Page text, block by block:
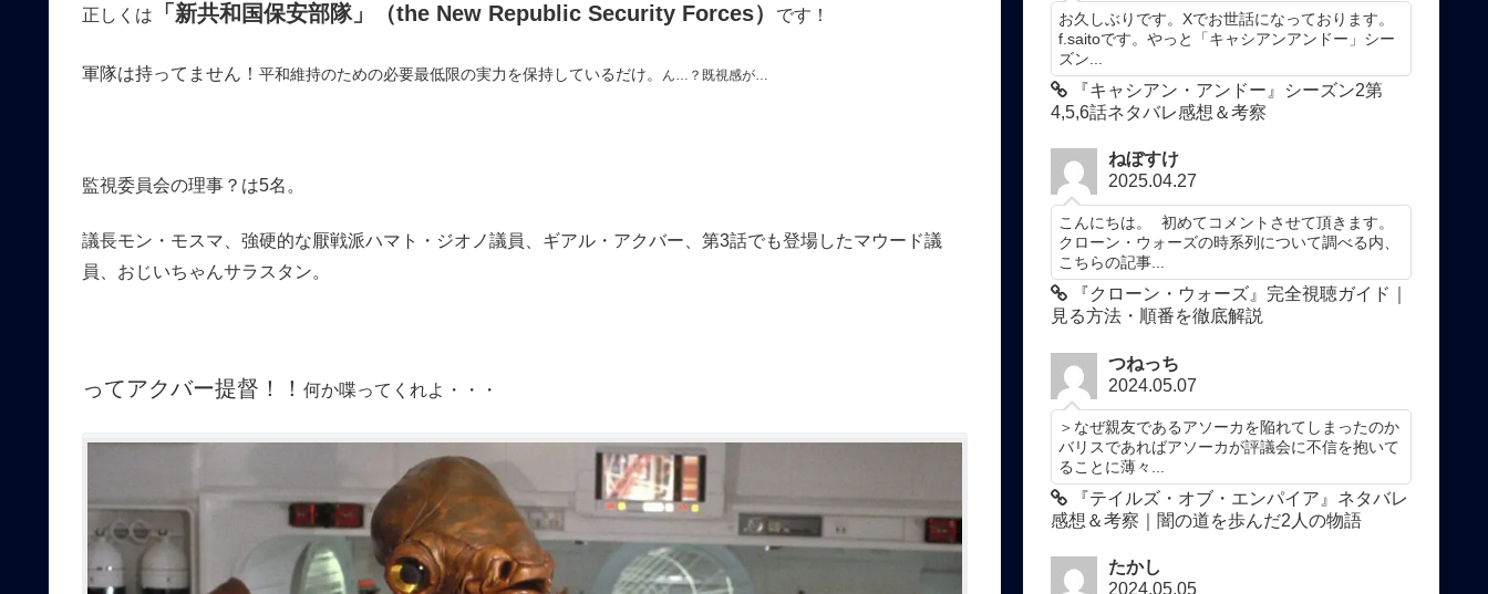
正しくは 「新共和国保安部隊」（the New Republic Security Forces） です！
軍隊は持ってません！ 平和維持のための必要最低限の実力を保持しているだけ。 ん ？既視感が
監視委員会の理事？は5名。
議長モン・モスマ、強硬的な厭戦派ハマト・ジオノ議員、ギアル・アクバー、第3話でも登場したマウード議
員、おじいちゃんサラスタン。
ってアクバー提督！！ 何か喋ってくれよ・・・
お久しぶりです。Xでお世話になっております。
f.saitoです。やっと「キャシアンアンドー」シー
ズン...
『キャシアン・アンドー』シーズン2第
4,5,6話ネタバレ感想＆考察
ねぼすけ
2025.04.27
こんにちは。 初めてコメントさせて頂きます。
クローン・ウォーズの時系列について調べる内、
こちらの記事...
『クローン・ウォーズ』完全視聴ガイド｜
見る方法・順番を徹底解説
つねっち
2024.05.07
＞なぜ親友であるアソーカを陥れてしまったのか
バリスであればアソーカが評議会に不信を抱いて
ることに薄々...
『テイルズ・オブ・エンパイア』ネタバレ
感想＆考察｜闇の道を歩んだ2人の物語
たかし
2024.05.05